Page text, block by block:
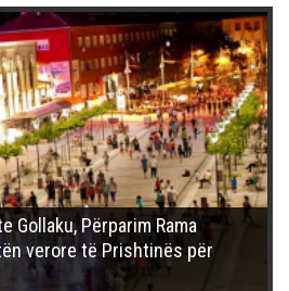
Gollaku, Përparim Rama
verore të Prishtinës për